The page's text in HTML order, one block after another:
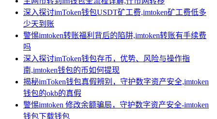
深入探讨imToken钱包USDT矿工费,imtoken矿工费低多
少天到账
警惕imtoken转账福利背后的陷阱,imtoken转账有手续费
吗
深入探讨imToken钱包存币，优势、风险与操作指
南,imtoken钱包的币如何提现
揭秘imToken钱包真假辨别，守护数字资产安全,imtoken
钱包的okb的真假
警惕imtoken 修改余额骗局，守护数字资产安全-imtoken
钱包下载钱包